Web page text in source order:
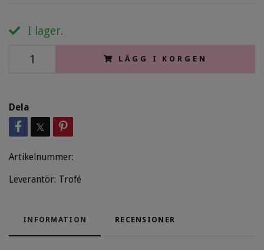
I lager.
LÄGG I KORGEN
Dela
Artikelnummer:
Leverantör: Trofé
INFORMATION RECENSIONER